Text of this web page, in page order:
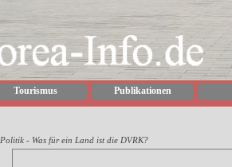
Tourismus Publikationen
Politik - Was für ein Land ist die DVRK?